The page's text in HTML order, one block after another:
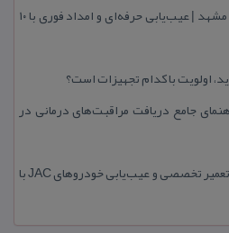
تعمیرگاه تخصصی كوییك در مشهد | عیب‌یابی حرفه‌ای و امداد فوری با ۱۰
جامع دریافت مراقبت‌های درمانی در
امداد خودرو جك در مشهد | تعمیر تخصصی و عیب‌یابی خودروهای JAC با